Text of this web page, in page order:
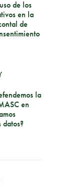
de los
en la
de
la
en